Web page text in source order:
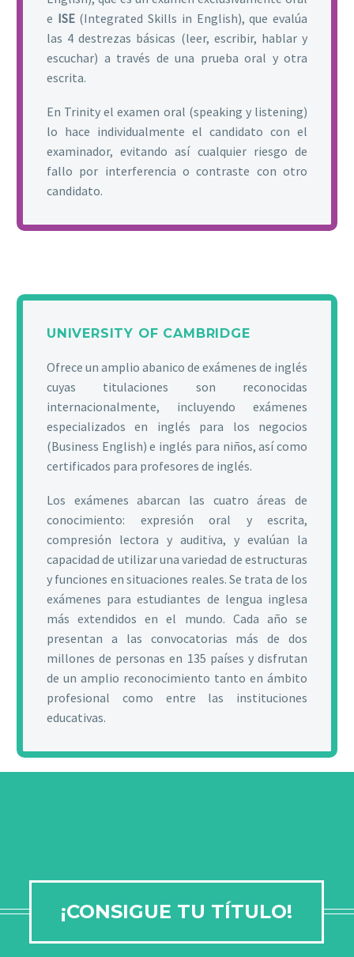
e ISE(Integrated Skills in English), que evalúa
las 4 destrezas básicas (leer, escribir, hablar y
escuchar) a través de una prueba oral y otra
escrita.
En Trinity el examen oral (speaking y listening)
lo hace individualmente el candidato con el
examinador, evitando así cualquier riesgo de
fallo por interferencia o contraste con otro
candidato.
UNIVERSITY OF CAMBRIDGE
Ofrece un amplio abanico de exámenes de inglés
cuyas titulaciones son reconocidas
internacionalmente, incluyendo exámenes
especializados en inglés para los negocios
(Business English) e inglés para niños, así como
certificados para profesores de inglés.
Los exámenes abarcan las cuatro áreas de
conocimiento: expresión oral y escrita,
compresión lectora y auditiva, y evalúan la
capacidad de utilizar una variedad de estructuras
y funciones en situaciones reales. Se trata de los
exámenes para estudiantes de lengua inglesa
más extendidos en el mundo. Cada año se
presentan a las convocatorias más de dos
millones de personas en 135 países y disfrutan
de un amplio reconocimiento tanto en ámbito
profesional como entre las instituciones
educativas.
¡CONSIGUE TU TÍTULO!